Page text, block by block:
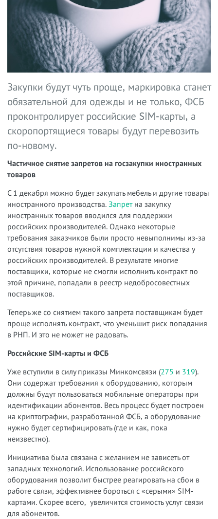
Закупки будут чуть проще, маркировка станет
обязательной для одежды и не только, ФСБ
проконтролирует российские SIM-карты, а
скоропортящиеся товары будут перевозить
по-новому.
Частичное снятие запретов на госзакупки иностранных
товаров
С 1 декабря можно будет закупать мебель и другие товары
иностранного производства. Запретна закупку
иностранных товаров вводился для поддержки
российских производителей. Однако некоторые
требования заказчиков были просто невыполнимы из-за
отсутствия товаров нужной комплектации и качества у
российских производителей. В результате многие
поставщики, которые не смогли исполнить контракт по
этой причине, попадали в реестр недобросовестных
поставщиков.
Теперь же со снятием такого запрета поставщикам будет
проще исполнять контракт, что уменьшит риск попадания
в РНП. И это не может не радовать.
Российские SIM-карты и ФСБ
Уже вступили в силу приказы Минкомсвязи (275 и 319).
Они содержат требования к оборудованию, которым
должны будут пользоваться мобильные операторы при
идентификации абонентов. Весь процесс будет построен
на криптографии, разработанной ФСБ, а оборудование
нужно будет сертифицировать (где и как, пока
неизвестно).
Инициатива была связана с желанием не зависеть от
западных технологий. Использование российского
оборудования позволит быстрее реагировать на сбои в
работе связи, эффективнее бороться с «серыми» SIM-
картами. Скорее всего, увеличится стоимость услуг связи
для абонентов.